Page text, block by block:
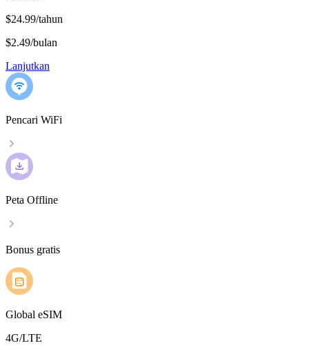
$24.99/tahun
$2.49/bulan
Lanjutkan
Pencari WiFi
Peta Offline
Bonus gratis
Global eSIM
4G/LTE